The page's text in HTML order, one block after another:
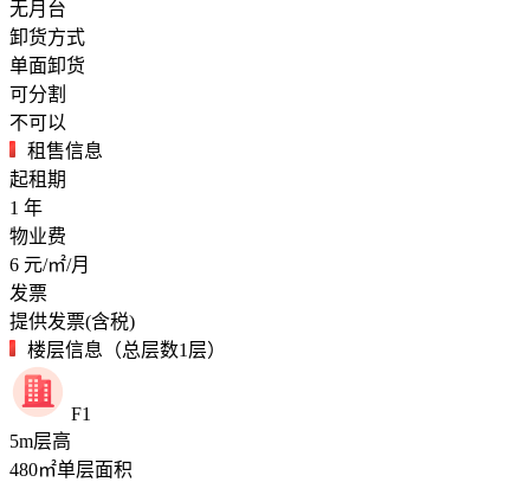
无月台
卸货方式
单面卸货
可分割
不可以
租售信息
起租期
1 年
物业费
6 元/㎡/月
发票
提供发票(含税)
楼层信息（总层数1层）
F1
5m层高
480㎡单层面积